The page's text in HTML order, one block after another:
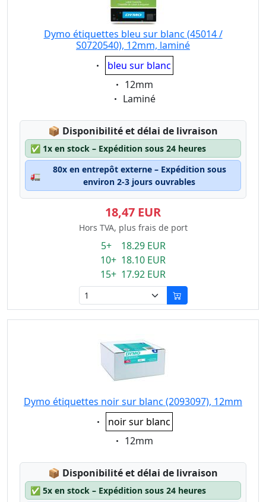
Dymo étiquettes bleu sur blanc (45014 /
S0720540), 12mm, laminé
Eigenschaft:
bleu sur blanc
Eigenschaft:
12mm
Eigenschaft:
Laminé
📦 Lagerstatus:
Disponibilité et délai de livraison
✅ 1x en stock – Expédition sous 24 heures
🚛
80x en entrepôt externe – Expédition sous
environ 2-3 jours ouvrables
18,47 EUR
Hors TVA, plus frais de port
5+ 18.29 EUR
10+ 18.10 EUR
15+ 17.92 EUR
Dymo étiquettes noir sur blanc (2093097), 12mm
Eigenschaft:
noir sur blanc
Eigenschaft:
12mm
📦 Lagerstatus:
Disponibilité et délai de livraison
✅ 5x en stock – Expédition sous 24 heures